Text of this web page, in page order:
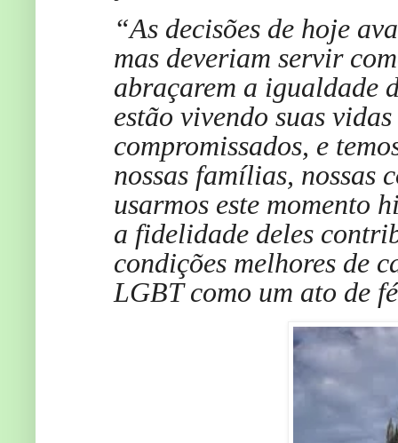
“As decisões de hoje
mas deveriam servir
abraçarem a igualdade
estão vivendo suas
compromissados, e
nossas famílias, nossas
usarmos este momento
a fidelidade deles
condições melhores de
LGBT como um ato de